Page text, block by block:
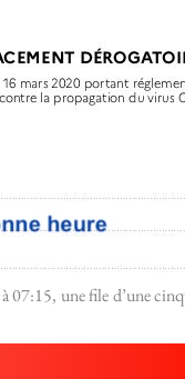
une file d’une